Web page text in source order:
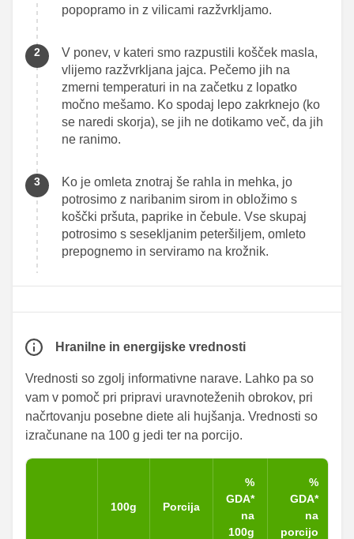
popopramo in z vilicami razžvrkljamo.
V ponev, v kateri smo razpustili košček masla,
vlijemo razžvrkljana jajca. Pečemo jih na
zmerni temperaturi in na začetku z lopatko
močno mešamo. Ko spodaj lepo zakrknejo (ko
se naredi skorja), se jih ne dotikamo več, da jih
ne ranimo.
Ko je omleta znotraj še rahla in mehka, jo
potrosimo z naribanim sirom in obložimo s
koščki pršuta, paprike in čebule. Vse skupaj
potrosimo s sesekljanim peteršiljem, omleto
prepognemo in serviramo na krožnik.
Hranilne in energijske vrednosti
Vrednosti so zgolj informativne narave. Lahko pa so
vam v pomoč pri pripravi uravnoteženih obrokov, pri
načrtovanju posebne diete ali hujšanja. Vrednosti so
izračunane na 100 g jedi ter na porcijo.
100g Porcija
%
GDA*
na
100g
%
GDA*
na
porcijo